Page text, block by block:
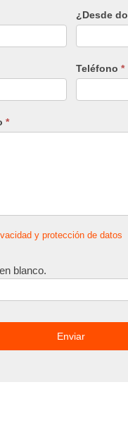
¿Desde
Teléfono *
*
y protección de datos
blanco.